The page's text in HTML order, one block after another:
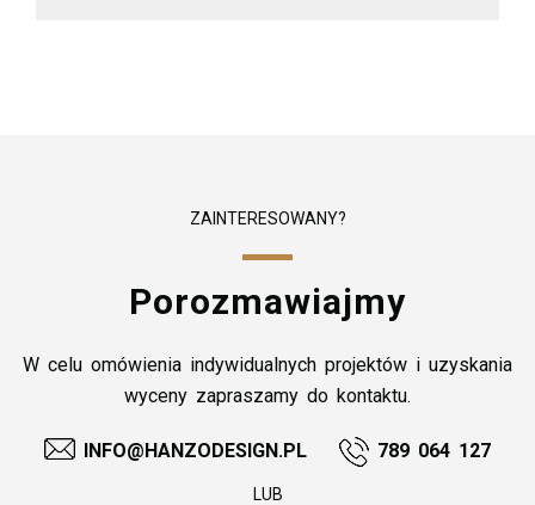
ZAINTERESOWANY?
Porozmawiajmy
W celu omówienia indywidualnych projektów i uzyskania
wyceny zapraszamy do kontaktu.
INFO@HANZODESIGN.PL 789 064 127
LUB